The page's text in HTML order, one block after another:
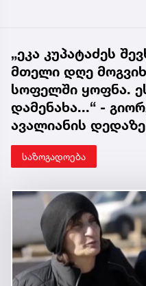
„ეკა კუპატაძეს
მთელი დღე
სოფელში ყოფნა.
დამენახა...“ -
ავალიანის
საზოგადოება